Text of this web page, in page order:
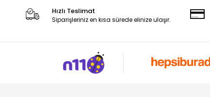
Hızlı Teslimat
Siparişleriniz en kısa sürede elinize ulaşır.